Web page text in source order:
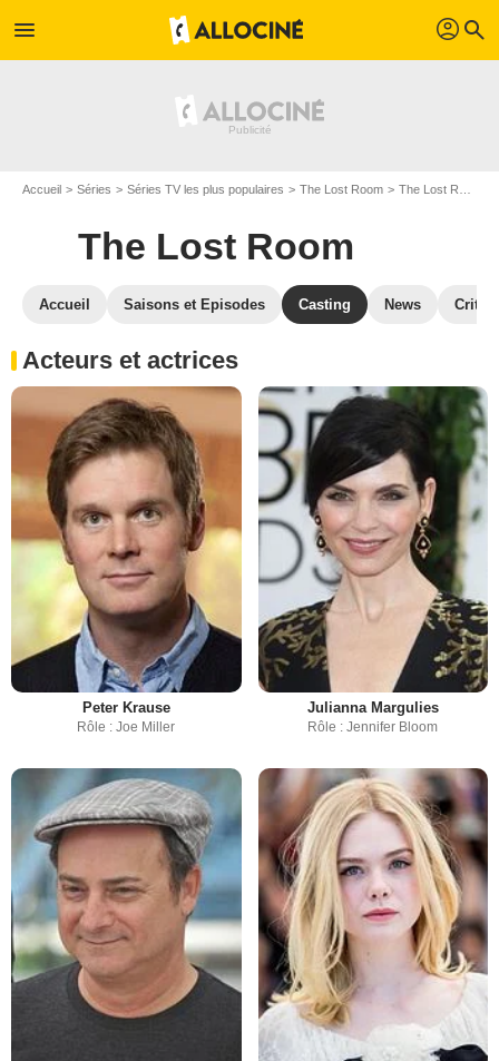
menu profil search
Accueil Séries Séries TV les plus populaires The Lost Room The Lost Room S01
The Lost Room
Accueil Saisons et Episodes Casting News
Acteurs et actrices
Peter Krause
Rôle : Joe Miller
Julianna Margulies
Rôle : Jennifer Bloom